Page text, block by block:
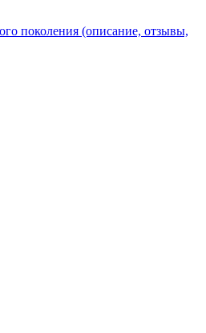
поколения (описание, отзывы,